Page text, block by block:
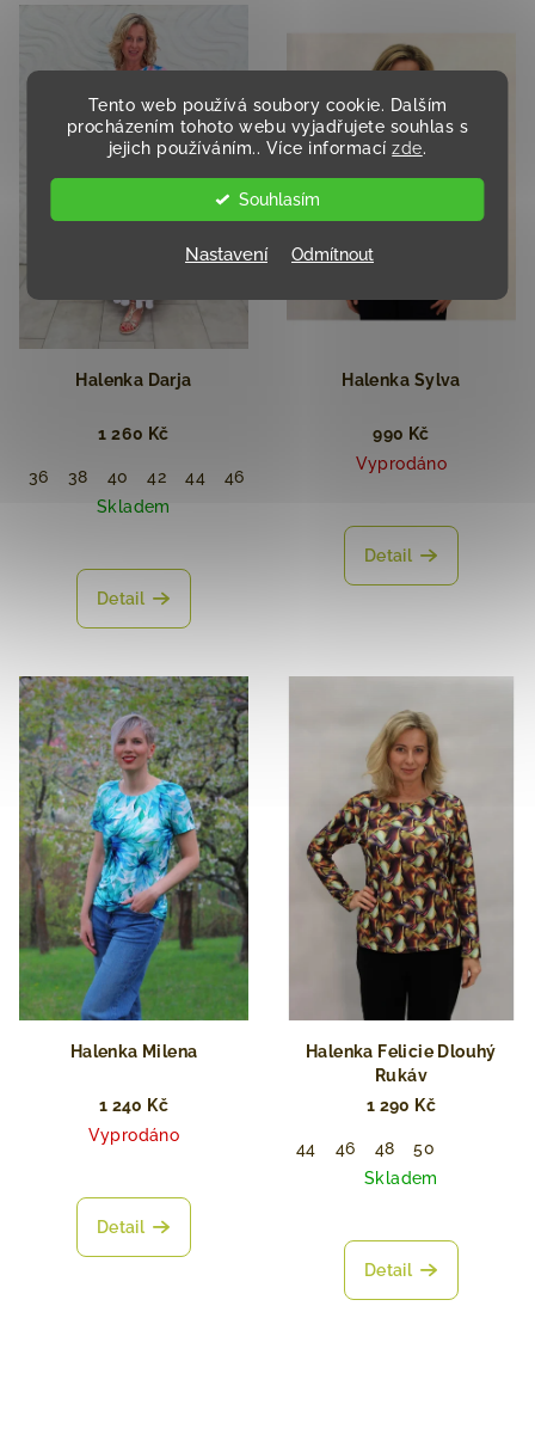
Tento web používá soubory cookie. Dalším
procházením tohoto webu vyjadřujete souhlas s
jejich používáním.. Více informacízde.
Souhlasím
Nastavení Odmítnout
Halenka Darja
1 260 Kč
36 38 40 42 44 46
Skladem
Detail
Halenka ⁠Sylva
990 Kč
Vyprodáno
Detail
Halenka Milena
1 240 Kč
Vyprodáno
Detail
Halenka Felicie Dlouhý
Rukáv
1 290 Kč
44 46 48
50
Skladem
Detail